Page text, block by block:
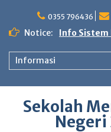
content
0355 796436
Notice: Info Sistem
Informasi
Sekolah
Negeri